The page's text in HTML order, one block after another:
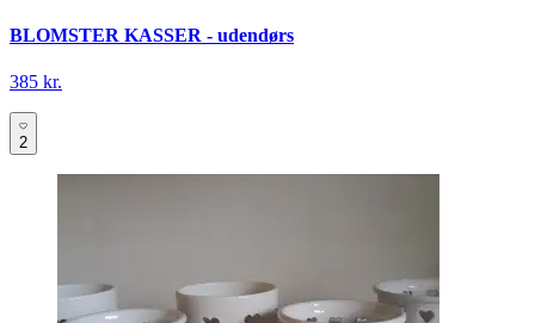
BLOMSTER KASSER - udendørs
385 kr.
2